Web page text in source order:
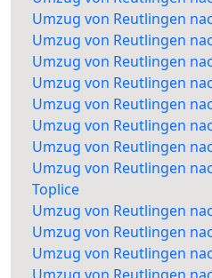
Umzug von Reutlingen
Umzug von Reutlingen
Umzug von Reutlingen
Umzug von Reutlingen
Umzug von Reutlingen
Umzug von Reutlingen
Umzug von Reutlingen
Umzug von Reutlingen
Toplice
Umzug von Reutlingen
Umzug von Reutlingen
Umzug von Reutlingen